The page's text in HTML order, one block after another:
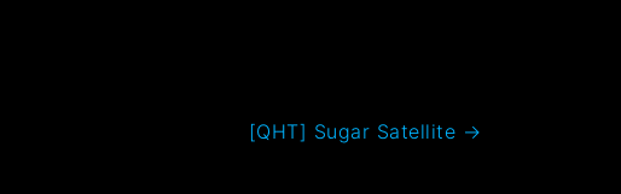
[QHT] Sugar Satellite →